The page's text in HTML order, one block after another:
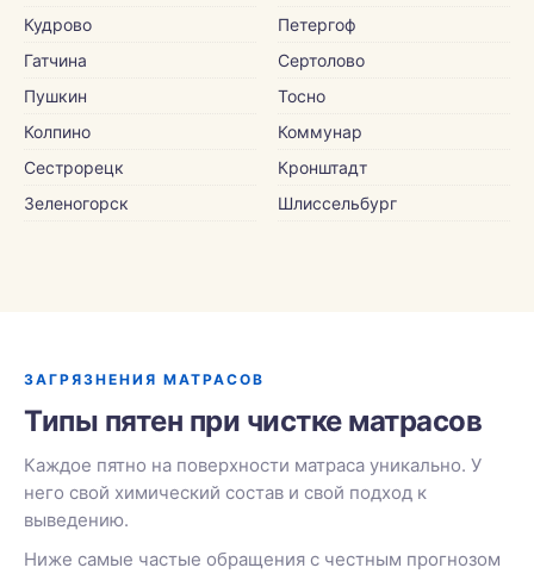
Кудрово
Гатчина
Пушкин
Колпино
Сестрорецк
Зеленогорск
Петергоф
Сертолово
Тосно
Коммунар
Кронштадт
Шлиссельбург
ЗАГРЯЗНЕНИЯ МАТРАСОВ
Типы пятен при чистке матрасов
Каждое пятно на поверхности матраса уникально. У
него свой химический состав и свой подход к
выведению.
Ниже самые частые обращения с честным прогнозом